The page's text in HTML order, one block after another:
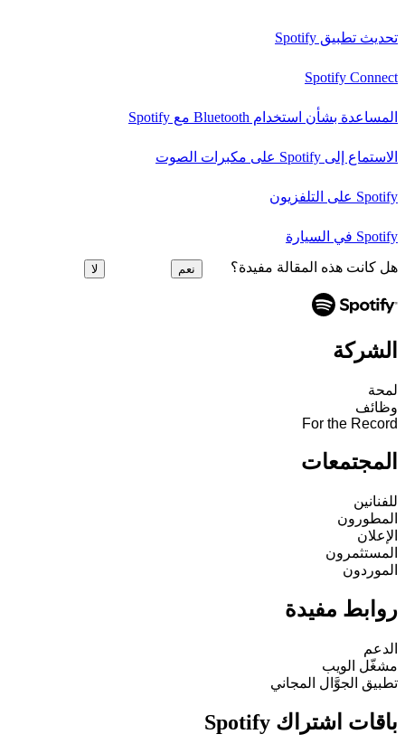
تحديث تطبيق Spotify
Spotify Connect
المساعدة بشأن استخدام Bluetooth مع Spotify
الاستماع إلى Spotify على مكبرات الصوت
Spotify على التلفزيون
Spotify في السيارة
هل كانت هذه المقالة مفيدة؟ نعم لا
الشركة
لمحة
وظائف
For the Record
المجتمعات
للفنانين
المطورون
الإعلان
المستثمرون
الموردون
روابط مفيدة
الدعم
مشغّل الويب
تطبيق الجوَّال المجاني
باقات اشتراك Spotify